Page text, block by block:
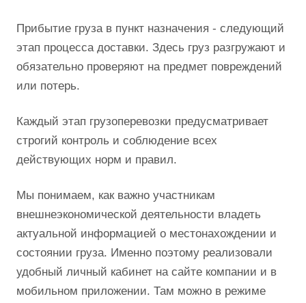
Прибытие груза в пункт назначения - следующий
этап процесса доставки. Здесь груз разгружают и
обязательно проверяют на предмет повреждений
или потерь.
Каждый этап грузоперевозки предусматривает
строгий контроль и соблюдение всех
действующих норм и правил.
Мы понимаем, как важно участникам
внешнеэкономической деятельности владеть
актуальной информацией о местонахождении и
состоянии груза. Именно поэтому реализовали
удобный личный кабинет на сайте компании и в
мобильном приложении. Там можно в режиме